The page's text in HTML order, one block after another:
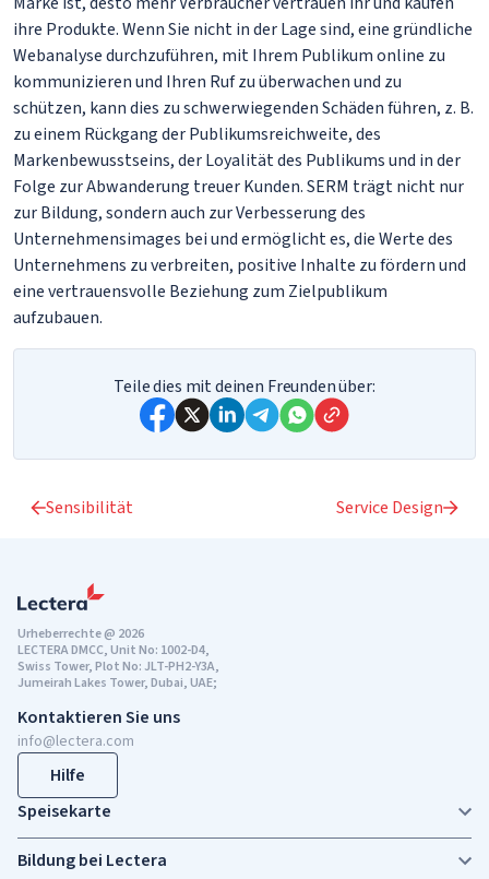
ihre Produkte. Wenn Sie nicht in der Lage sind, eine gründliche
Webanalyse durchzuführen, mit Ihrem Publikum online zu
kommunizieren und Ihren Ruf zu überwachen und zu
schützen, kann dies zu schwerwiegenden Schäden führen, z. B.
zu einem Rückgang der Publikumsreichweite, des
Markenbewusstseins, der Loyalität des Publikums und in der
Folge zur Abwanderung treuer Kunden. SERM trägt nicht nur
zur Bildung, sondern auch zur Verbesserung des
Unternehmensimages bei und ermöglicht es, die Werte des
Unternehmens zu verbreiten, positive Inhalte zu fördern und
eine vertrauensvolle Beziehung zum Zielpublikum
aufzubauen.
Teile dies mit deinen Freunden über:
Sensibilität Service Design
Urheberrechte @ 2026
LECTERA DMCC, Unit No: 1002-D4,
Swiss Tower, Plot No: JLT-PH2-Y3A,
Jumeirah Lakes Tower, Dubai, UAE;
Kontaktieren Sie uns
info@lectera.com
Hilfe
Speisekarte
Bildung bei Lectera